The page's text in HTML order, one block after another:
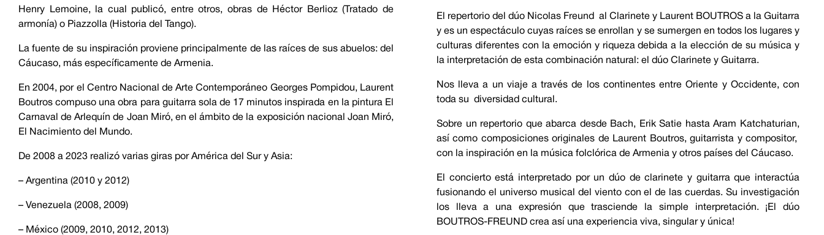
Henry Lemoine, la cual publicó, entre otros, obras de Héctor Berlioz (Tratado de
armonía) o Piazzolla (Historia del Tango).
La fuente de su inspiración proviene principalmente de las raíces de sus abuelos: del
Cáucaso, más específicamente de Armenia.
En 2004, por el Centro Nacional de Arte Contemporáneo Georges Pompidou, Laurent
Boutros compuso una obra para guitarra sola de 17 minutos inspirada en la pintura El
Carnaval de Arlequín de Joan Miró, en el ámbito de la exposición nacional Joan Miró,
El Nacimiento del Mundo.
De 2008 a 2023 realizó varias giras por América del Sur y Asia:
– Argentina (2010 y 2012)
– Venezuela (2008, 2009)
– México (2009, 2010, 2012, 2013)
El repertorio del dúo Nicolas Freund al Clarinete y Laurent BOUTROS a la Guitarra
y es un espectáculo cuyas raíces se enrollan y se sumergen en todos los lugares y
culturas diferentes con la emoción y riqueza debida a la elección de su música y
la interpretación de esta combinación natural: el dúo Clarinete y Guitarra.
Nos lleva a un viaje a través de los continentes entre Oriente y Occidente, con
toda su diversidad cultural.
Sobre un repertorio que abarca desde Bach, Erik Satie hasta Aram Katchaturian,
así como composiciones originales de Laurent Boutros, guitarrista y compositor,
con la inspiración en la música folclórica de Armenia y otros países del Cáucaso.
El concierto está interpretado por un dúo de clarinete y guitarra que interactúa
fusionando el universo musical del viento con el de las cuerdas. Su investigación
los lleva a una expresión que trasciende la simple interpretación. ¡El dúo
BOUTROS-FREUND crea así una experiencia viva, singular y única!